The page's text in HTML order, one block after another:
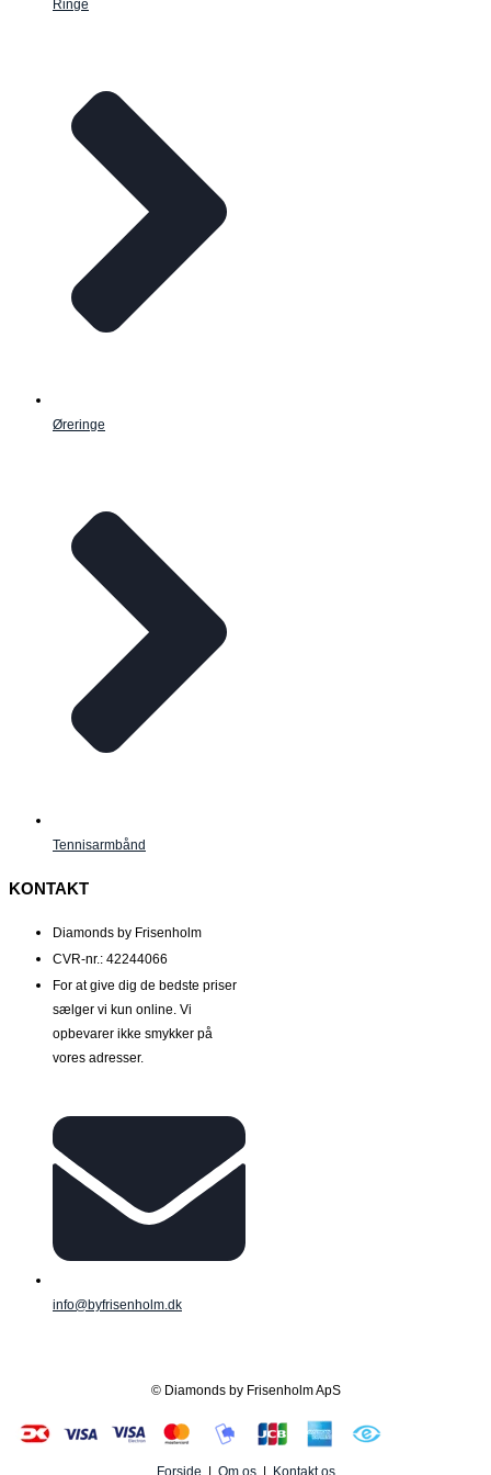
Ringe
Øreringe
Tennisarmbånd
KONTAKT
Diamonds by Frisenholm
CVR-nr.: 42244066
For at give dig de bedste priser
sælger vi kun online. Vi
opbevarer ikke smykker på
vores adresser.
info@byfrisenholm.dk
© Diamonds by Frisenholm ApS